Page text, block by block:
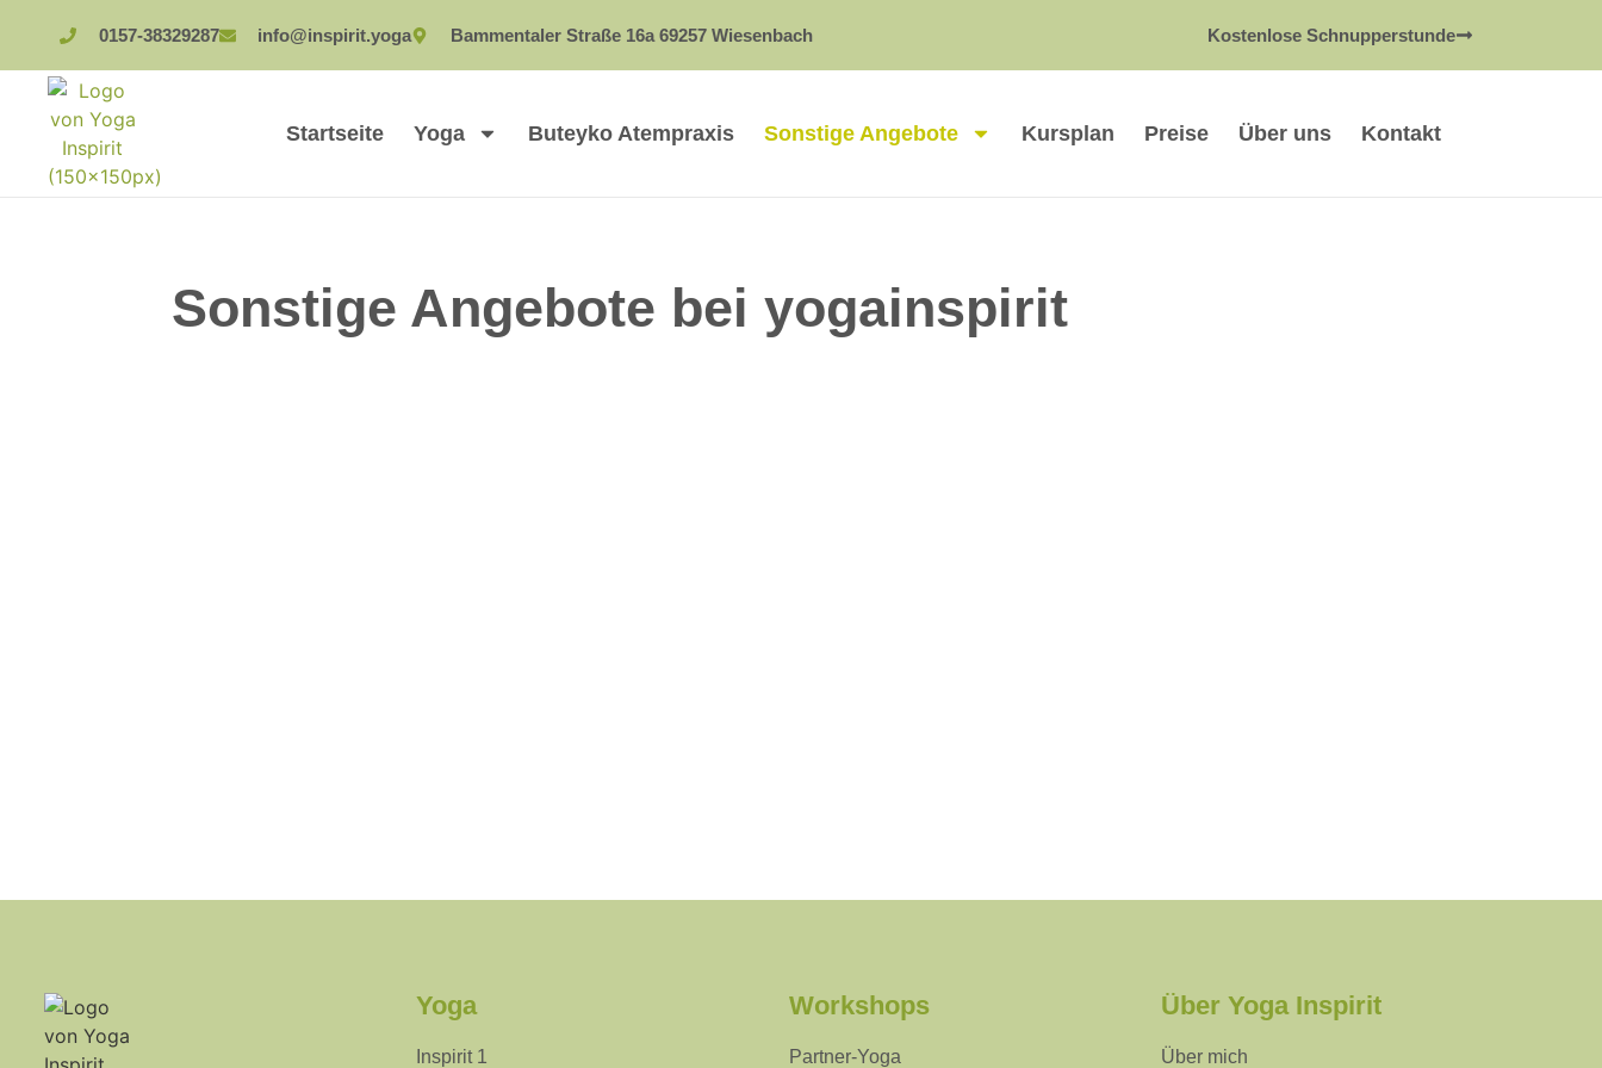
0157-38329287 info@inspirit.yoga Bammentaler Straße 16a 69257 Wiesenbach Kostenlose Schnupperstunde
Startseite Yoga Buteyko Atempraxis Sonstige Angebote Kursplan Preise Über uns Kontakt
Sonstige Angebote bei yogainspirit
Yoga
Inspirit 1
Workshops
Partner-Yoga
Über Yoga Inspirit
Über mich